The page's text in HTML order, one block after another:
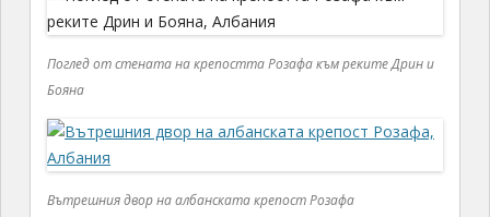
Поглед от стената на крепостта Розафа към реките Дрин и
Бояна
Вътрешния двор на албанската крепост Розафа